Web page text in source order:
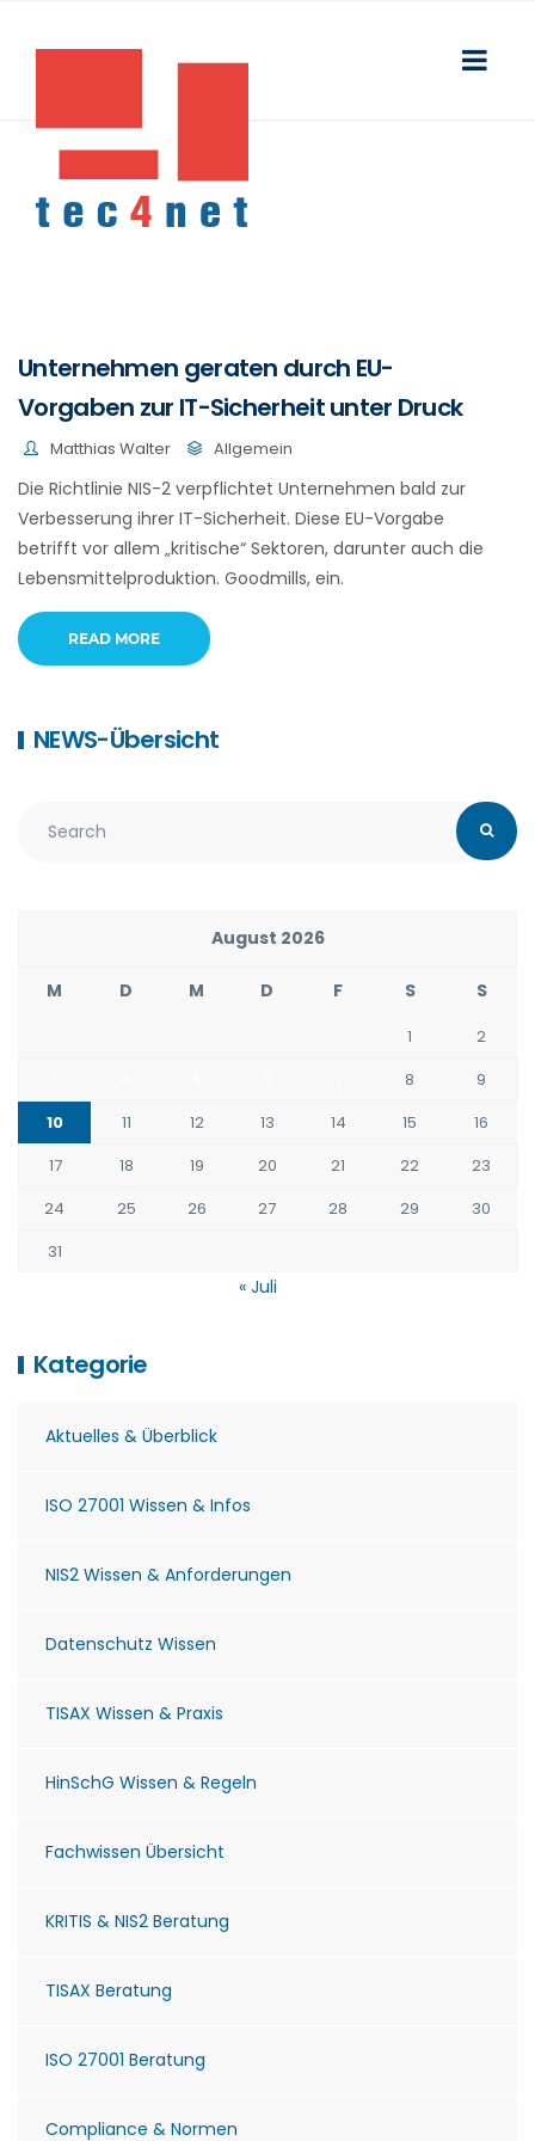
Unternehmen geraten durch EU-
Vorgaben zur IT-Sicherheit unter Druck
Matthias Walter Allgemein
Die Richtlinie NIS-2 verpflichtet Unternehmen bald zur
Verbesserung ihrer IT-Sicherheit. Diese EU-Vorgabe
betrifft vor allem „kritische“ Sektoren, darunter auch die
Lebensmittelproduktion. Goodmills, ein.
READ MORE
NEWS-Übersicht
August 2026
M D M D F S S
1
2
8
9
10
11 12 13 14 15
16
17
18 19 20 21 22
23
24
25 26 27 28 29
30
31
« Juli
Kategorie
Aktuelles & Überblick
ISO 27001 Wissen & Infos
NIS2 Wissen & Anforderungen
Datenschutz Wissen
TISAX Wissen & Praxis
HinSchG Wissen & Regeln
Fachwissen Übersicht
KRITIS & NIS2 Beratung
TISAX Beratung
ISO 27001 Beratung
Compliance & Normen